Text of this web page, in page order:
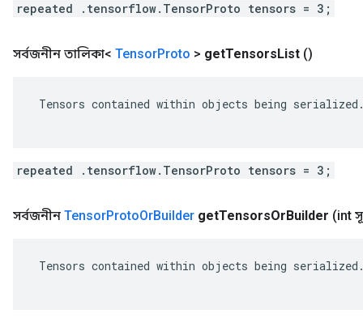
repeated .tensorflow.TensorProto tensors = 3;
সর্বজনীন তালিকা< TensorProto > getTensorsList ()
Tensors contained within objects being
repeated .tensorflow.TensorProto tensors = 3;
সর্বজনীন TensorProtoOrBuilder getTensorsOrBuilder (int
Tensors contained within objects being